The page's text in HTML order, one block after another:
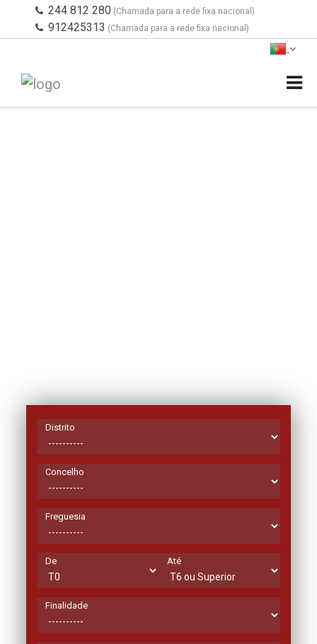
244 812 280 (Chamada para a rede fixa nacional)
912425313 (Chamada para a rede fixa nacional)
Distrito
Concelho
Freguesia
De Até
Finalidade